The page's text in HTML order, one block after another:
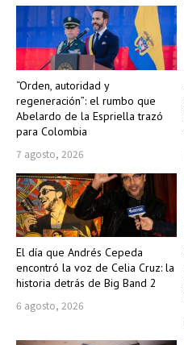
“Orden, autoridad y
regeneración”: el rumbo que
Abelardo de la Espriella trazó
para Colombia
7 agosto, 2026
El día que Andrés Cepeda
encontró la voz de Celia Cruz: la
historia detrás de Big Band 2
6 agosto, 2026